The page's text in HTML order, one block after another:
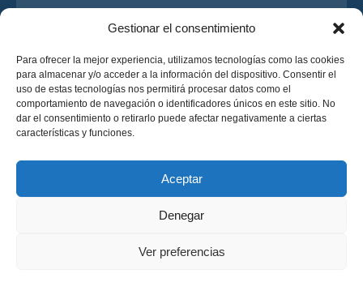
Gestionar el consentimiento
Para ofrecer la mejor experiencia, utilizamos tecnologías como las cookies
para almacenar y/o acceder a la información del dispositivo. Consentir el
uso de estas tecnologías nos permitirá procesar datos como el
comportamiento de navegación o identificadores únicos en este sitio. No
dar el consentimiento o retirarlo puede afectar negativamente a ciertas
características y funciones.
Aceptar
Denegar
Ver preferencias
He leído y acepto la
Solicite un presupuesto
Solicite un presupuesto